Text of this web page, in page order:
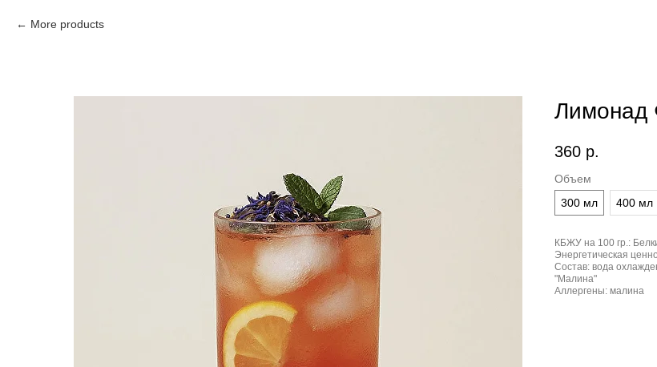
More products
Лимонад
360 р.
Объем
300 мл
400 мл
КБЖУ на 100 гр.:
Энергетическая
Состав: вода
"Малина"
Аллергены: малина